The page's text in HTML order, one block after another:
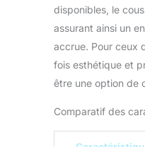
disponibles, le
assurant ainsi un
accrue. Pour ceux
fois esthétique et
être une option de
Comparatif des